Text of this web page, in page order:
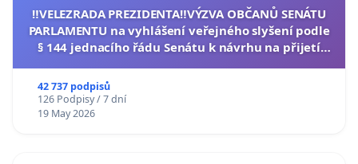
‼️VELEZRADA PREZIDENTA‼️VÝZVA OBČANŮ SENÁTU
PARLAMENTU na vyhlášení veřejného slyšení podle
§ 144 jednacího řádu Senátu k návrhu na přijetí
42 737 podpisů
126 Podpisy / 7 dní
19 May 2026